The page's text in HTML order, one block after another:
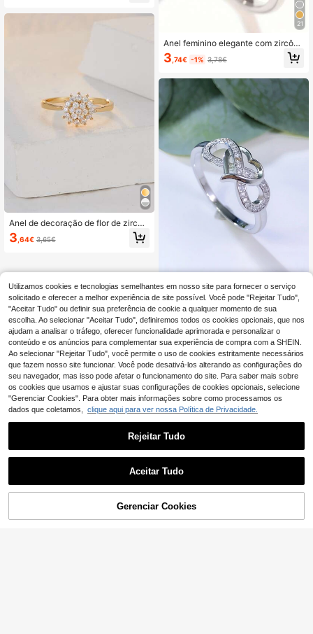
Anel de decoração de flor de zircôn
ia cúbica para namorados
3 ,64€ 3,65€
21
Anel feminino elegante com zircôni
a cúbica quadrada (1 peça), ideal c
omo presente de Dia dos Namorado
tas.
3 ,74€ -1% 3,78€
1 peça elegante símbolo do infinito r
equintado e anel em forma de coraç
ão para mulheres, presente surpres
a para o dia dos namorados e dia da
s mães namorados
4 ,15€
ADICIONAR AO CARRINHO
Utilizamos cookies e tecnologias semelhantes em nosso site para fornecer o serviço
solicitado e oferecer a melhor experiência de site possível. Você pode "Rejeitar Tudo",
"Aceitar Tudo" ou definir sua preferência de cookie a qualquer momento de sua
escolha. Ao selecionar "Aceitar Tudo", definiremos todos os cookies opcionais, que nos
ajudam a analisar o tráfego, oferecer funcionalidade aprimorada e personalizar o
conteúdo e os anúncios para complementar sua experiência de compra com a SHEIN.
Ao selecionar "Rejeitar Tudo", você permite o uso de cookies estritamente necessários
que fazem nosso site funcionar. Você pode desativá-los alterando as configurações do
seu navegador, mas isso pode afetar o funcionamento do site. Para saber mais sobre
os cookies que usamos e ajustar suas configurações de cookies opcionais, selecione
"Gerenciar Cookies". Para obter mais informações sobre como processamos os
dados que coletamos, clique aqui para ver nossa Política de Privacidade.
Rejeitar Tudo
Aceitar Tudo
Gerenciar Cookies